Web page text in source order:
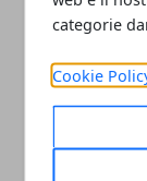
categorie
Cookie
ARTICOLI